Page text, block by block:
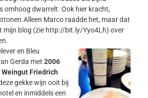
omhoog dwarrelt. Ook hier kracht,
Marco raadde het, maar dat
mijn blog (zie http://bit.ly/Yyo4Lh) over
en Bleu
Gerda met 2006
Weingut Friedrich
gekke wijn ooit bij
en inmiddels een